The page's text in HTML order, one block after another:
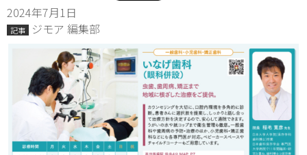
2024年7月1日
記事 ジモア 編集部